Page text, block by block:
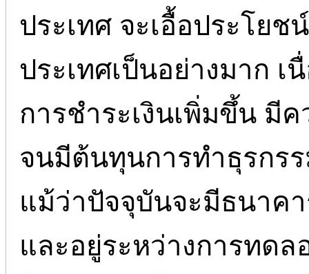
ประเทศ จะเอื้อประโย
ประเทศเป็นอย่างมาก เ
การชำระเงินเพิ่มขึ้น มี
จนมีต้นทุนการทำธุรกร
แม้ว่าปัจจุบันจะมีธนาคา
และอยู่ระหว่างการทดล